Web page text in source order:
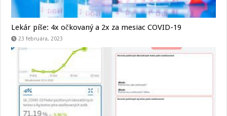
Lekár píše: 4x očkovaný a 2x za mesiac COVID-19
23 februára, 2023